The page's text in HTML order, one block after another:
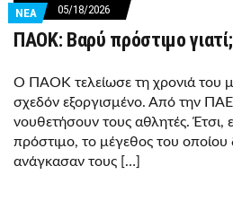
ΝΕΑ 05/18/2026
ΠΑΟΚ: Βαρύ πρόστιμο γιατί;
Ο ΠΑΟΚ τελείωσε τη χρονιά του
σχεδόν εξοργισμένο. Από την ΠΑΕ
νουθετήσουν τους αθλητές. Έτσι,
πρόστιμο, το μέγεθος του οποίου
ανάγκασαν τους […]